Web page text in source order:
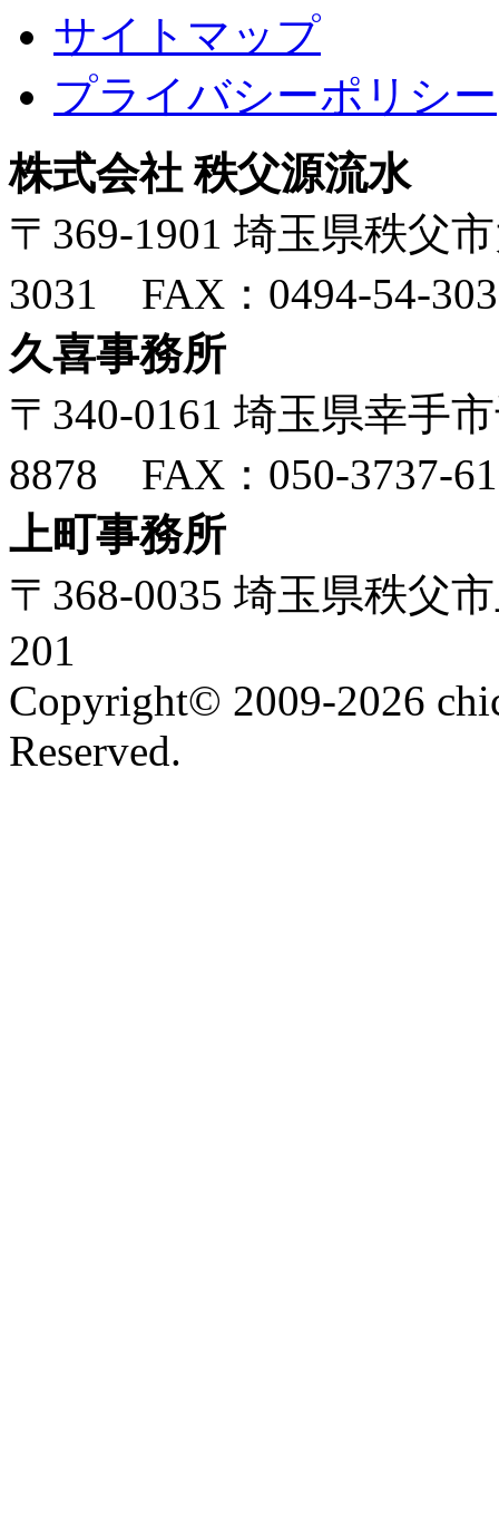
サイトマップ
プライバシーポリシー
株式会社 秩父源流水
〒369-1901 埼玉県秩父
3031 FAX：0494-54-
久喜事務所
〒340-0161 埼玉県幸手
8878 FAX：050-3737-
上町事務所
〒368-0035 埼玉県秩父
201
Copyright© 2009-2026
Reserved.